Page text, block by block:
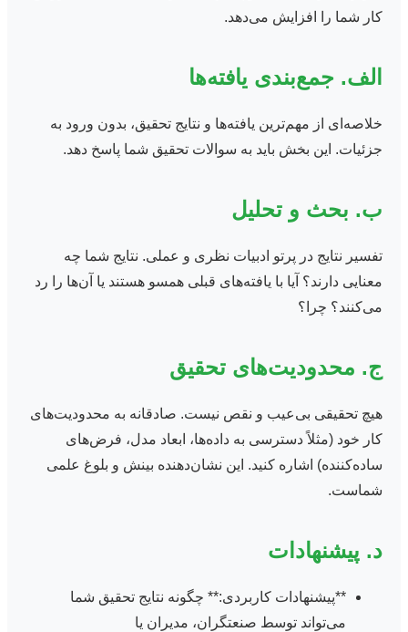
کار شما را افزایش می‌دهد.
الف. جمع‌بندی یافته‌ها
خلاصه‌ای از مهم‌ترین یافته‌ها و نتایج تحقیق، بدون ورود به
جزئیات. این بخش باید به سوالات تحقیق شما پاسخ دهد.
ب. بحث و تحلیل
تفسیر نتایج در پرتو ادبیات نظری و عملی. نتایج شما چه
معنایی دارند؟ آیا با یافته‌های قبلی همسو هستند یا آن‌ها را رد
می‌کنند؟ چرا؟
ج. محدودیت‌های تحقیق
هیچ تحقیقی بی‌عیب و نقص نیست. صادقانه به محدودیت‌های
کار خود (مثلاً دسترسی به داده‌ها، ابعاد مدل، فرض‌های
ساده‌کننده) اشاره کنید. این نشان‌دهنده بینش و بلوغ علمی
شماست.
د. پیشنهادات
**پیشنهادات کاربردی:** چگونه نتایج تحقیق شما
می‌تواند توسط صنعتگران، مدیران یا